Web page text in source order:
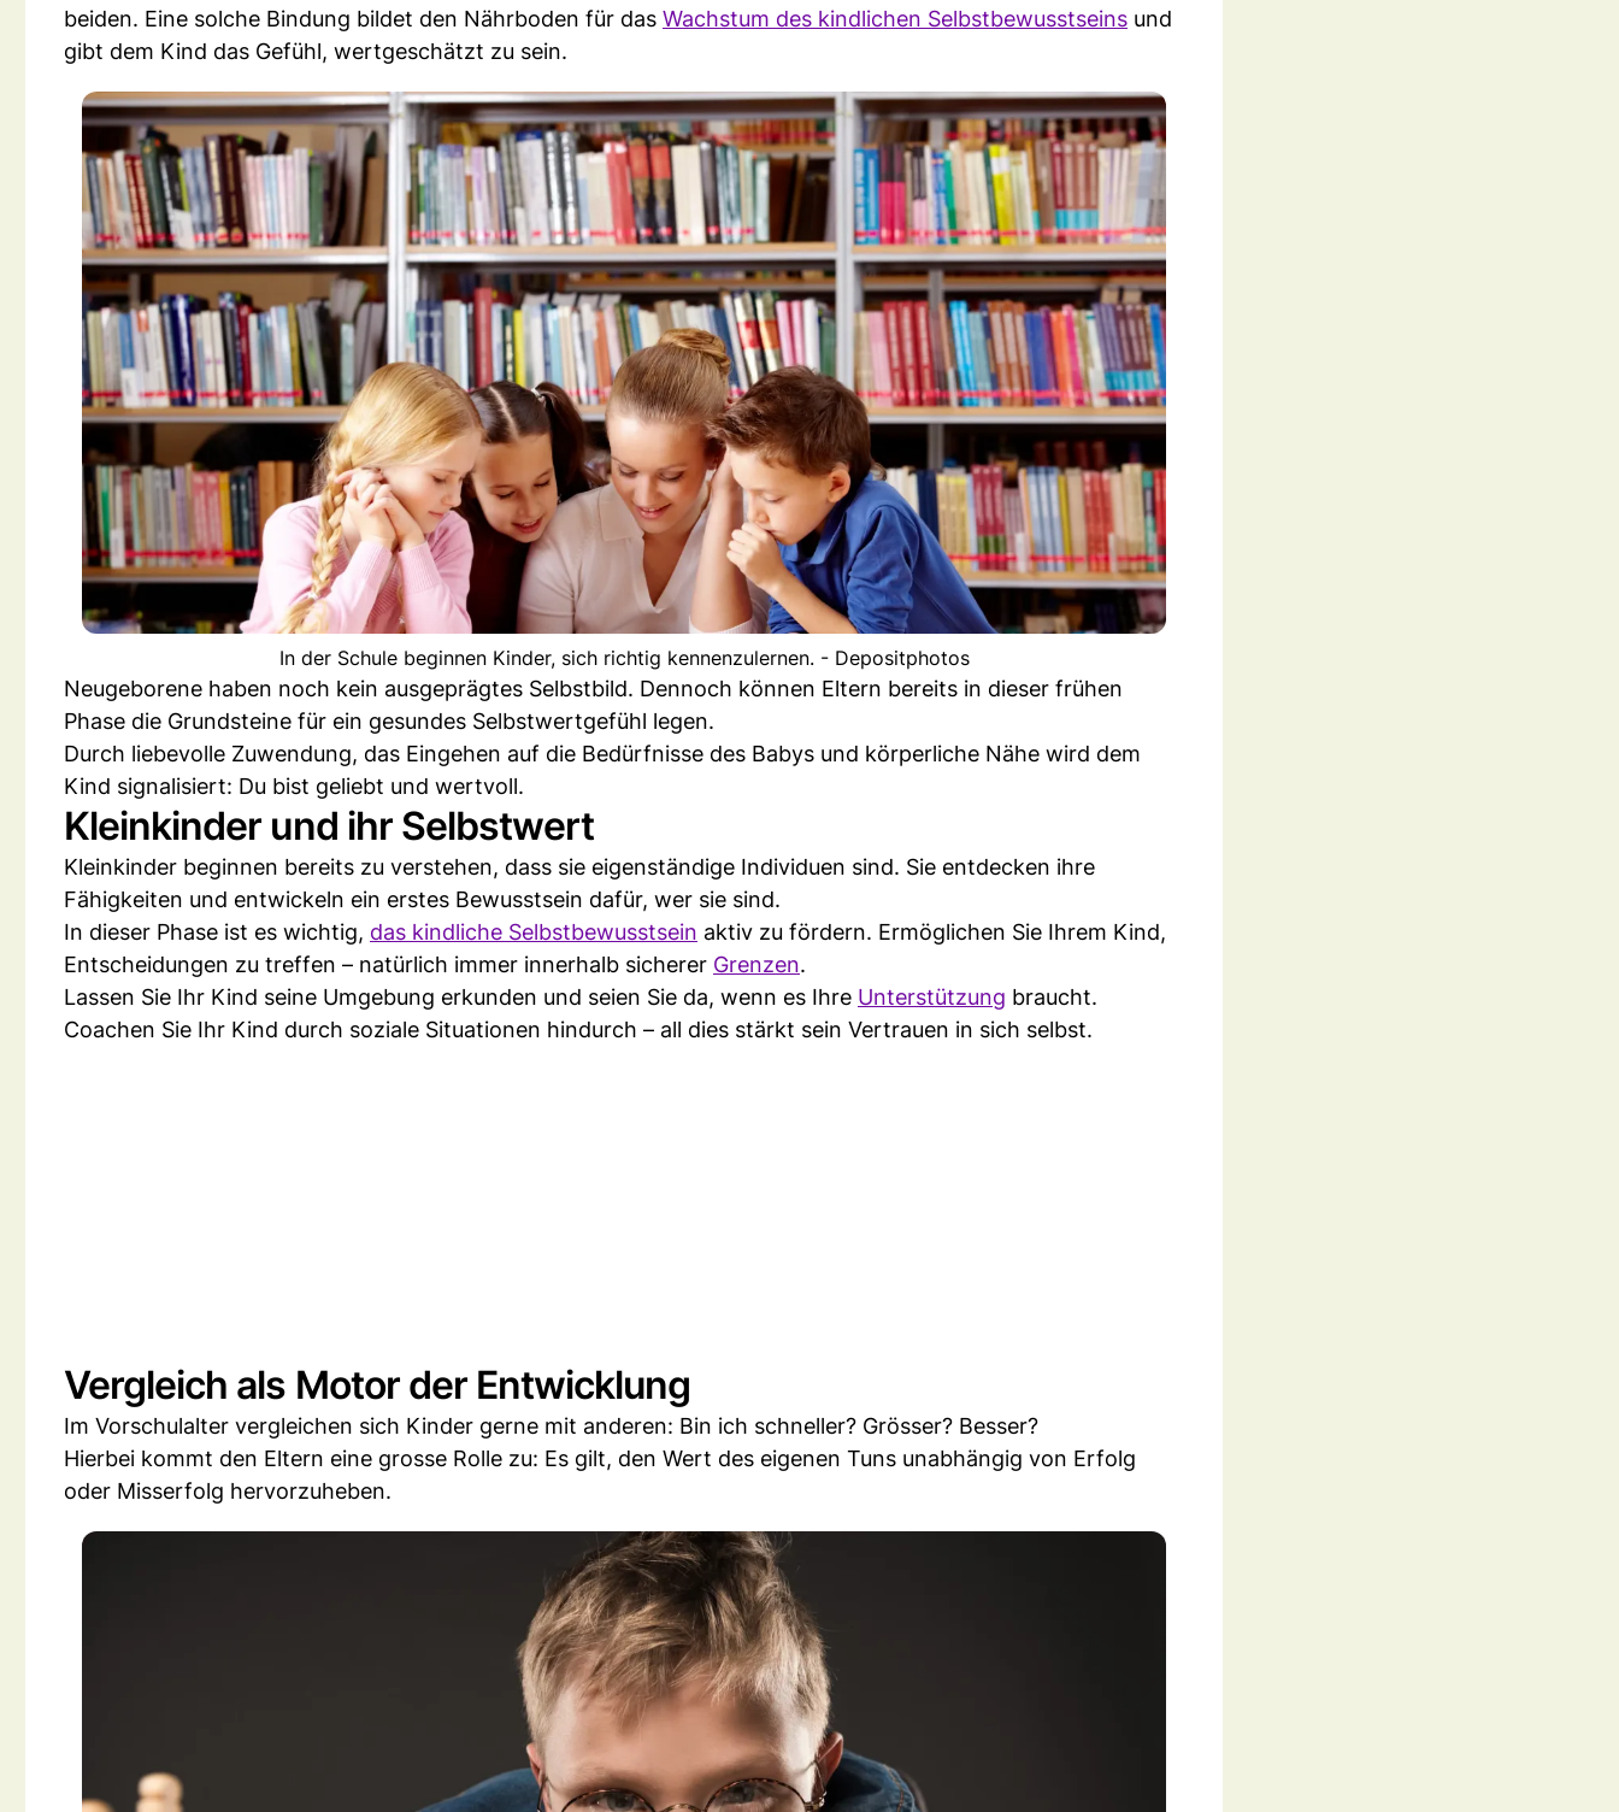
beiden. Eine solche Bindung bildet den Nährboden für das Wachstum des kindlichen Selbstbewusstseins und
gibt dem Kind das Gefühl, wertgeschätzt zu sein.
In der Schule beginnen Kinder, sich richtig kennenzulernen. - Depositphotos
Neugeborene haben noch kein ausgeprägtes Selbstbild. Dennoch können Eltern bereits in dieser frühen
Phase die Grundsteine für ein gesundes Selbstwertgefühl legen.
Durch liebevolle Zuwendung, das Eingehen auf die Bedürfnisse des Babys und körperliche Nähe wird dem
Kind signalisiert: Du bist geliebt und wertvoll.
Kleinkinder und ihr Selbstwert
Kleinkinder beginnen bereits zu verstehen, dass sie eigenständige Individuen sind. Sie entdecken ihre
Fähigkeiten und entwickeln ein erstes Bewusstsein dafür, wer sie sind.
In dieser Phase ist es wichtig, das kindliche Selbstbewusstsein aktiv zu fördern. Ermöglichen Sie Ihrem Kind,
Entscheidungen zu treffen – natürlich immer innerhalb sicherer Grenzen.
Lassen Sie Ihr Kind seine Umgebung erkunden und seien Sie da, wenn es Ihre Unterstützung braucht.
Coachen Sie Ihr Kind durch soziale Situationen hindurch – all dies stärkt sein Vertrauen in sich selbst.
Vergleich als Motor der Entwicklung
Im Vorschulalter vergleichen sich Kinder gerne mit anderen: Bin ich schneller? Grösser? Besser?
Hierbei kommt den Eltern eine grosse Rolle zu: Es gilt, den Wert des eigenen Tuns unabhängig von Erfolg
oder Misserfolg hervorzuheben.